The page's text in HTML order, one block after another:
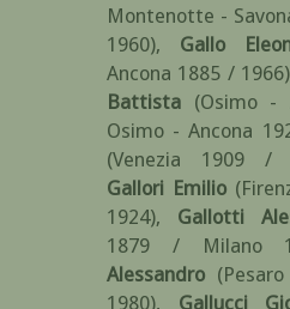
Montenotte -
1960), Gallo
Ancona 1885 / 1966)
Battista
(Osimo -
Osimo - Ancona
(Venezia 1909 /
Gallori Emilio
1924), Gallotti
1879 / Milano
Alessandro
1980), Gallucci